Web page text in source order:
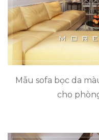
Mẫu sofa bọc da
cho